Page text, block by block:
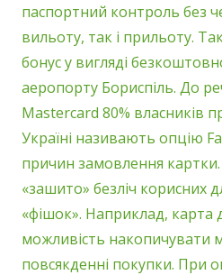
паспортний контроль без
вильоту, так і прильоту.
бонус у вигляді
аеропорту Бориспіль. До
Mastercard 80% власників
Україні називають опцію
причин замовлення
«зашито» безліч корисних
«фішок». Наприклад, карта
можливість накопичувати
повсякденні покупки. При